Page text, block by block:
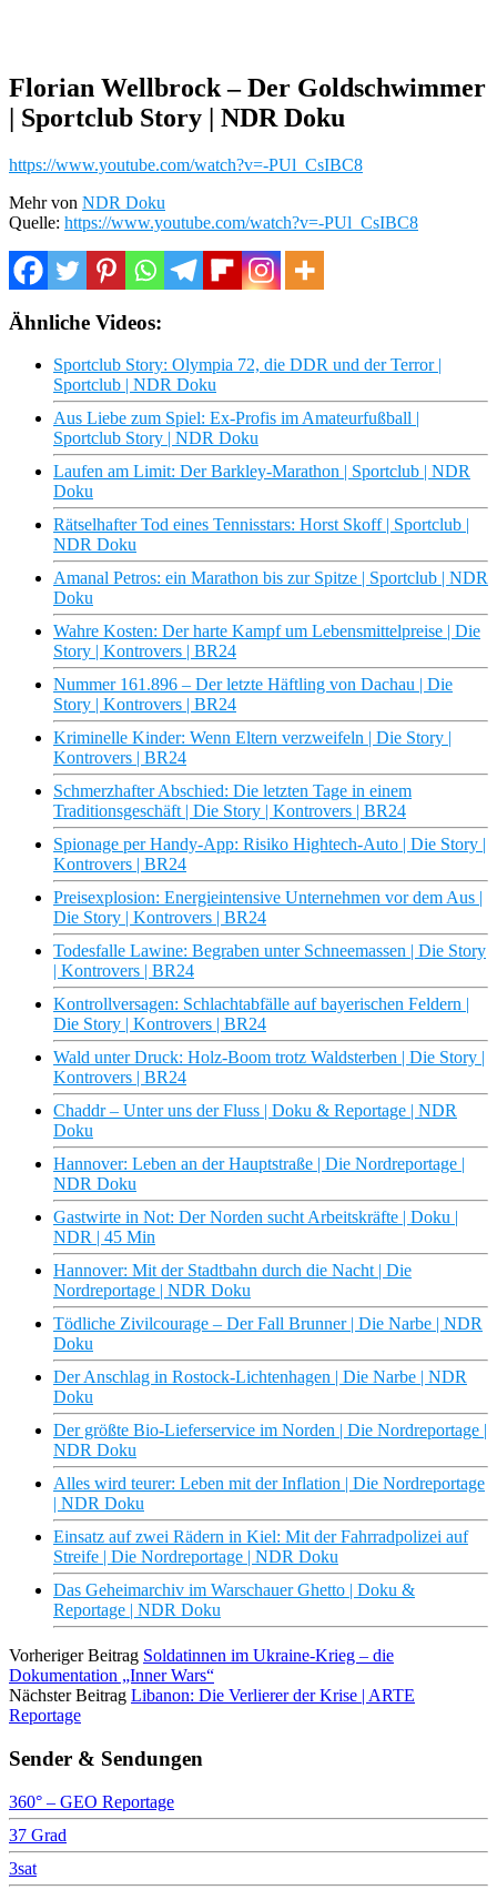
Florian Wellbrock – Der Goldschwimmer
| Sportclub Story | NDR Doku
https://www.youtube.com/watch?v=-PUl_CsIBC8
Mehr von NDR Doku
Quelle: https://www.youtube.com/watch?v=-PUl_CsIBC8
Ähnliche Videos:
Sportclub Story: Olympia 72, die DDR und der Terror |
Sportclub | NDR Doku
Aus Liebe zum Spiel: Ex-Profis im Amateurfußball |
Sportclub Story | NDR Doku
Laufen am Limit: Der Barkley-Marathon | Sportclub | NDR
Doku
Rätselhafter Tod eines Tennisstars: Horst Skoff | Sportclub |
NDR Doku
Amanal Petros: ein Marathon bis zur Spitze | Sportclub | NDR
Doku
Wahre Kosten: Der harte Kampf um Lebensmittelpreise | Die
Story | Kontrovers | BR24
Nummer 161.896 – Der letzte Häftling von Dachau | Die
Story | Kontrovers | BR24
Kriminelle Kinder: Wenn Eltern verzweifeln | Die Story |
Kontrovers | BR24
Schmerzhafter Abschied: Die letzten Tage in einem
Traditionsgeschäft | Die Story | Kontrovers | BR24
Spionage per Handy-App: Risiko Hightech-Auto | Die Story |
Kontrovers | BR24
Preisexplosion: Energieintensive Unternehmen vor dem Aus |
Die Story | Kontrovers | BR24
Todesfalle Lawine: Begraben unter Schneemassen | Die Story
| Kontrovers | BR24
Kontrollversagen: Schlachtabfälle auf bayerischen Feldern |
Die Story | Kontrovers | BR24
Wald unter Druck: Holz-Boom trotz Waldsterben | Die Story |
Kontrovers | BR24
Chaddr – Unter uns der Fluss | Doku & Reportage | NDR
Doku
Hannover: Leben an der Hauptstraße | Die Nordreportage |
NDR Doku
Gastwirte in Not: Der Norden sucht Arbeitskräfte | Doku |
NDR | 45 Min
Hannover: Mit der Stadtbahn durch die Nacht | Die
Nordreportage | NDR Doku
Tödliche Zivilcourage – Der Fall Brunner | Die Narbe | NDR
Doku
Der Anschlag in Rostock-Lichtenhagen | Die Narbe | NDR
Doku
Der größte Bio-Lieferservice im Norden | Die Nordreportage |
NDR Doku
Alles wird teurer: Leben mit der Inflation | Die Nordreportage
| NDR Doku
Einsatz auf zwei Rädern in Kiel: Mit der Fahrradpolizei auf
Streife | Die Nordreportage | NDR Doku
Das Geheimarchiv im Warschauer Ghetto | Doku &
Reportage | NDR Doku
Vorheriger Beitrag Soldatinnen im Ukraine-Krieg – die
Dokumentation „Inner Wars“
Nächster Beitrag Libanon: Die Verlierer der Krise | ARTE
Reportage
Sender & Sendungen
360° – GEO Reportage
37 Grad
3sat